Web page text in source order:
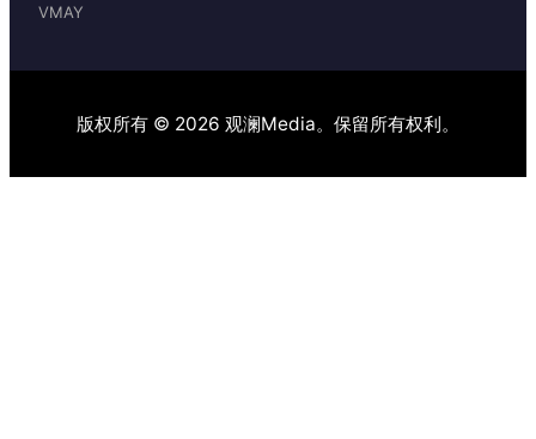
VMAY
版权所有 © 2026 观澜Media。保留所有权利。